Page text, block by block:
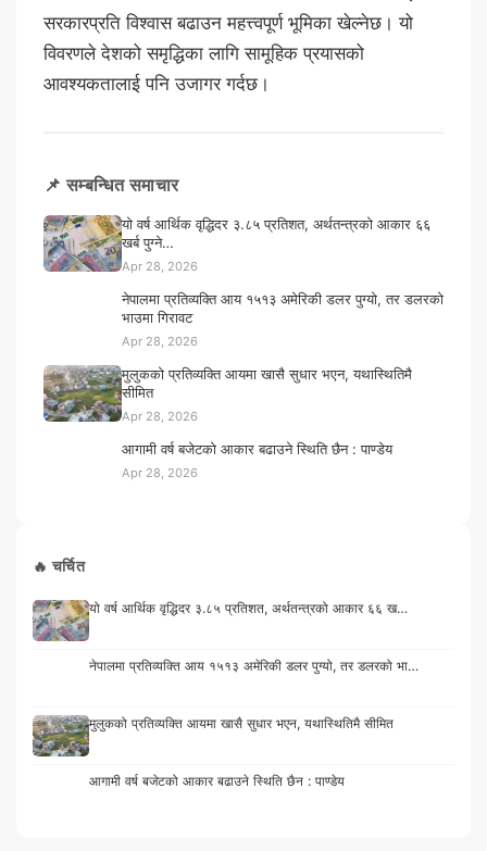
सरकारप्रति विश्वास बढाउन महत्त्वपूर्ण भूमिका खेल्नेछ। यो
विवरणले देशको समृद्धिका लागि सामूहिक प्रयासको
आवश्यकतालाई पनि उजागर गर्दछ।
📌 सम्बन्धित समाचार
यो वर्ष आर्थिक वृद्धिदर ३.८५ प्रतिशत, अर्थतन्त्रको आकार ६६
खर्ब पुग्ने…
Apr 28, 2026
नेपालमा प्रतिव्यक्ति आय १५१३ अमेरिकी डलर पुग्यो, तर डलरको
भाउमा गिरावट
Apr 28, 2026
मुलुकको प्रतिव्यक्ति आयमा खासै सुधार भएन, यथास्थितिमै
सीमित
Apr 28, 2026
आगामी वर्ष बजेटको आकार बढाउने स्थिति छैन : पाण्डेय
Apr 28, 2026
🔥 चर्चित
यो वर्ष आर्थिक वृद्धिदर ३.८५ प्रतिशत, अर्थतन्त्रको आकार ६६ ख…
नेपालमा प्रतिव्यक्ति आय १५१३ अमेरिकी डलर पुग्यो, तर डलरको भा…
मुलुकको प्रतिव्यक्ति आयमा खासै सुधार भएन, यथास्थितिमै सीमित
आगामी वर्ष बजेटको आकार बढाउने स्थिति छैन : पाण्डेय